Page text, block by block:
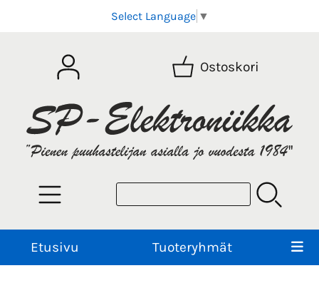
Select Language ▼
Ostoskori
Etusivu Tuoteryhmät